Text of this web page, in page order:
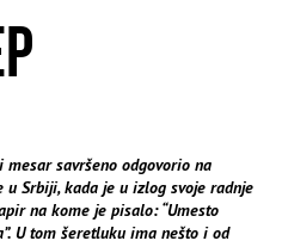
savršeno odgovorio na
Srbiji, kada je u izlog svoje radnje
na kome je pisalo: “Umesto
U tom šeretluku ima nešto i od